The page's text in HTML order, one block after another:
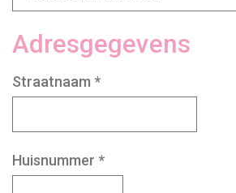
Adresgegevens
Straatnaam *
Huisnummer *